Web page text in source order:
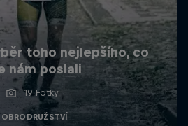
toho nejlepšího, co
nám poslali
19 Fotky